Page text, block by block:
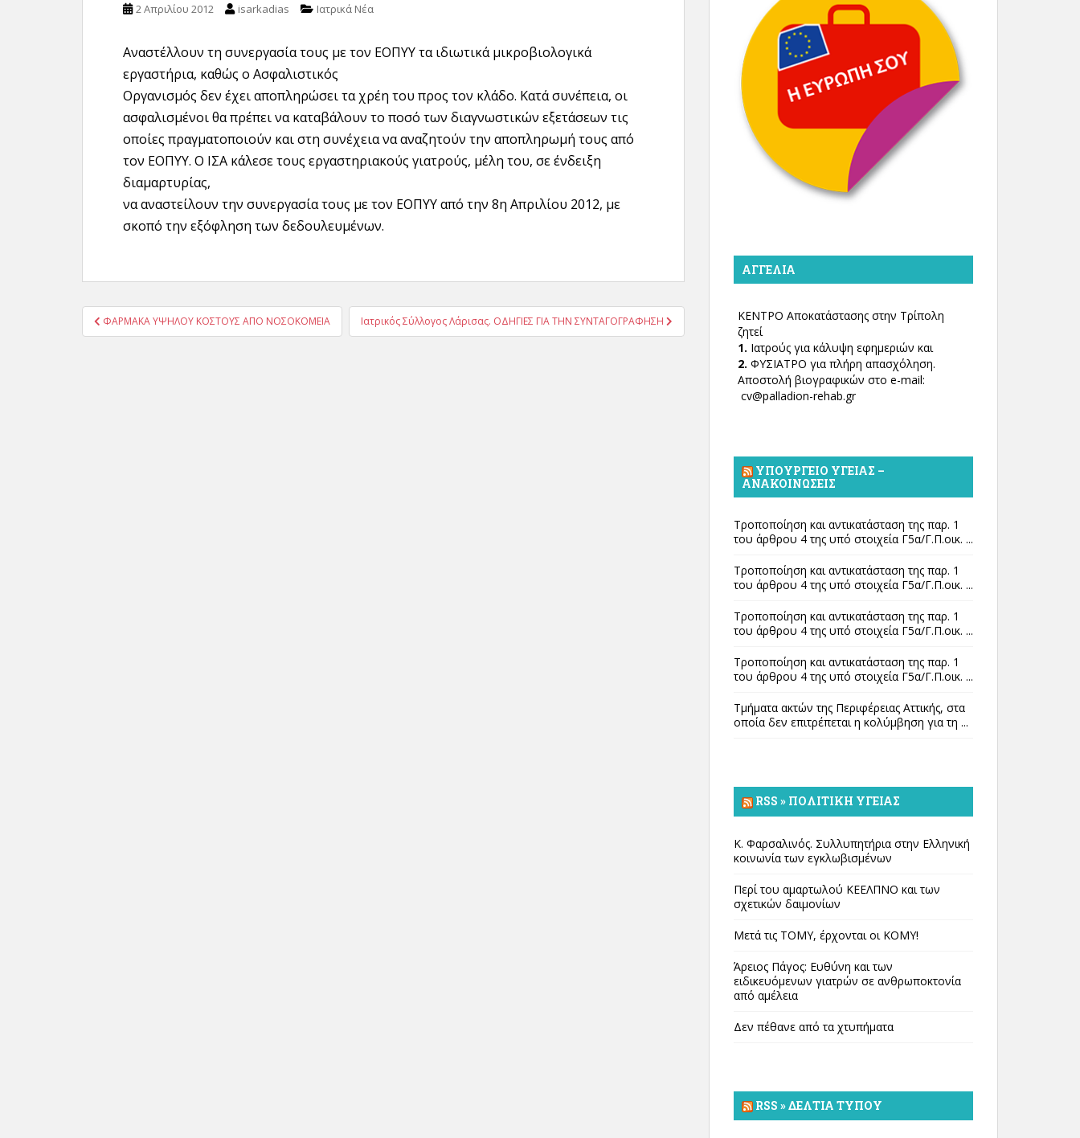
2 Απριλίου 2012 isarkadias Ιατρικά Νέα
Αναστέλλουν τη συνεργασία τους με τον ΕΟΠΥΥ τα ιδιωτικά μικροβιολογικά
εργαστήρια, καθώς ο Ασφαλιστικός
Οργανισμός δεν έχει αποπληρώσει τα χρέη του προς τον κλάδο. Κατά συνέπεια, οι
ασφαλισμένοι θα πρέπει να καταβάλουν το ποσό των διαγνωστικών εξετάσεων τις
οποίες πραγματοποιούν και στη συνέχεια να αναζητούν την αποπληρωμή τους από
τον ΕΟΠΥΥ. Ο ΙΣΑ κάλεσε τους εργαστηριακούς γιατρούς, μέλη του, σε ένδειξη
διαμαρτυρίας,
να αναστείλουν την συνεργασία τους με τον ΕΟΠΥΥ από την 8η Απριλίου 2012, με
σκοπό την εξόφληση των δεδουλευμένων.
Πλοήγηση
άρθρων
ΦΑΡΜΑΚΑ ΥΨΗΛΟΥ ΚΟΣΤΟΥΣ ΑΠΟ ΝΟΣΟΚΟΜΕΙΑ Ιατρικός Σύλλογος Λάρισας. ΟΔΗΓΙΕΣ ΓΙΑ ΤΗΝ ΣΥΝΤΑΓΟΓΡΑΦΗΣΗ
ΑΓΓΕΛΊΑ
ΚΕΝΤΡΟ Αποκατάστασης στην Τρίπολη
ζητεί
1. Ιατρούς για κάλυψη εφημεριών και
2. ΦΥΣΙΑΤΡΟ για πλήρη απασχόληση.
Αποστολή βιογραφικών στο e-mail:
cv@palladion-rehab.gr
ΥΠΟΥΡΓΕΊΟ ΥΓΕΊΑΣ –
ΑΝΑΚΟΙΝΏΣΕΙΣ
Τροποποίηση και αντικατάσταση της παρ. 1
του άρθρου 4 της υπό στοιχεία Γ5α/Γ.Π.οικ. ...
Τροποποίηση και αντικατάσταση της παρ. 1
του άρθρου 4 της υπό στοιχεία Γ5α/Γ.Π.οικ. ...
Τροποποίηση και αντικατάσταση της παρ. 1
του άρθρου 4 της υπό στοιχεία Γ5α/Γ.Π.οικ. ...
Τροποποίηση και αντικατάσταση της παρ. 1
του άρθρου 4 της υπό στοιχεία Γ5α/Γ.Π.οικ. ...
Τμήματα ακτών της Περιφέρειας Αττικής, στα
οποία δεν επιτρέπεται η κολύμβηση για τη ...
RSS » ΠΟΛΙΤΙΚΉ ΥΓΕΊΑΣ
Κ. Φαρσαλινός. Συλλυπητήρια στην Ελληνική
κοινωνία των εγκλωβισμένων
Περί του αμαρτωλού ΚΕΕΛΠΝΟ και των
σχετικών δαιμονίων
Μετά τις ΤΟΜΥ, έρχονται οι ΚΟΜΥ!
Άρειος Πάγος: Ευθύνη και των
ειδικευόμενων γιατρών σε ανθρωποκτονία
από αμέλεια
Δεν πέθανε από τα χτυπήματα
RSS » ΔΕΛΤΊΑ ΤΎΠΟΥ